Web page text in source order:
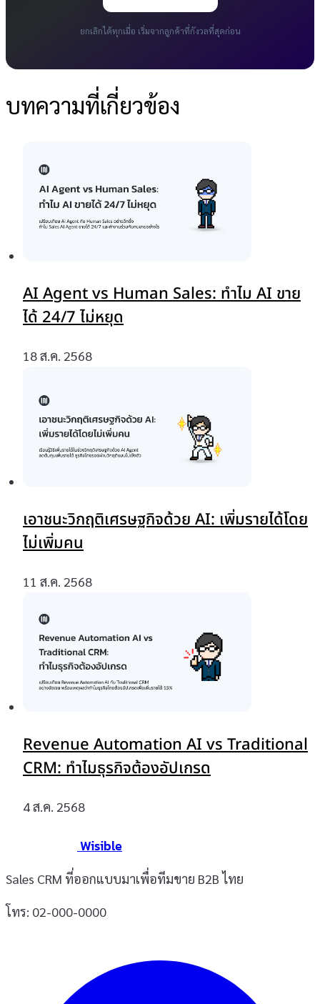
ยกเลิกได้ทุกเมื่อ เริ่มจากลูกค้าที่กังวลที่สุดก่อน
บทความที่เกี่ยวข้อง
AI Agent vs Human Sales: ทำไม AI ขาย
ได้ 24/7 ไม่หยุด
18 ส.ค. 2568
เอาชนะวิกฤติเศรษฐกิจด้วย AI: เพิ่มรายได้โดย
ไม่เพิ่มคน
11 ส.ค. 2568
Revenue Automation AI vs Traditional
CRM: ทำไมธุรกิจต้องอัปเกรด
4 ส.ค. 2568
Wisible
Sales CRM ที่ออกแบบมาเพื่อทีมขาย B2B ไทย
โทร: 02-000-0000